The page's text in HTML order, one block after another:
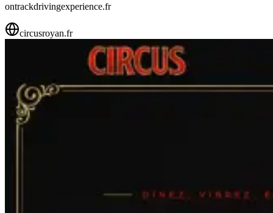
ontrackdrivingexperience.fr
circusroyan.fr